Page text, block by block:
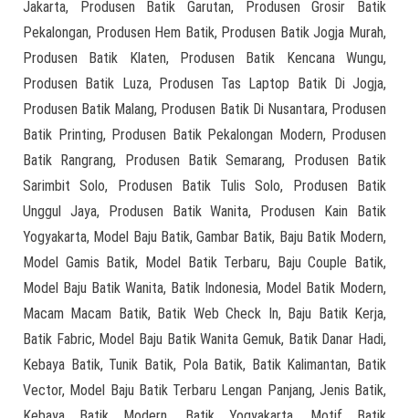
Jakarta, Produsen Batik Garutan, Produsen Grosir Batik
Pekalongan, Produsen Hem Batik, Produsen Batik Jogja Murah,
Produsen Batik Klaten, Produsen Batik Kencana Wungu,
Produsen Batik Luza, Produsen Tas Laptop Batik Di Jogja,
Produsen Batik Malang, Produsen Batik Di Nusantara, Produsen
Batik Printing, Produsen Batik Pekalongan Modern, Produsen
Batik Rangrang, Produsen Batik Semarang, Produsen Batik
Sarimbit Solo, Produsen Batik Tulis Solo, Produsen Batik
Unggul Jaya, Produsen Batik Wanita, Produsen Kain Batik
Yogyakarta, Model Baju Batik, Gambar Batik, Baju Batik Modern,
Model Gamis Batik, Model Batik Terbaru, Baju Couple Batik,
Model Baju Batik Wanita, Batik Indonesia, Model Batik Modern,
Macam Macam Batik, Batik Web Check In, Baju Batik Kerja,
Batik Fabric, Model Baju Batik Wanita Gemuk, Batik Danar Hadi,
Kebaya Batik, Tunik Batik, Pola Batik, Batik Kalimantan, Batik
Vector, Model Baju Batik Terbaru Lengan Panjang, Jenis Batik,